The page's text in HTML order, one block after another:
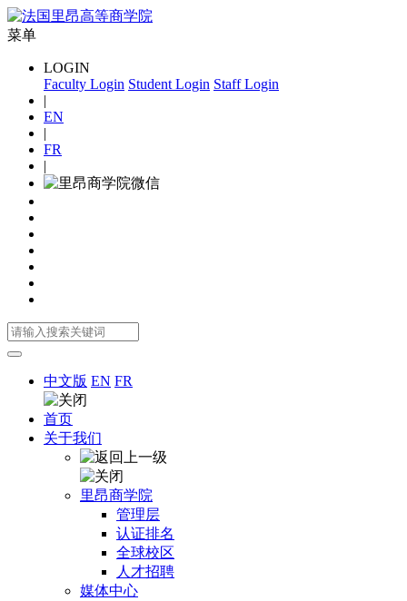
菜单
LOGIN
Faculty Login Student Login Staff Login
|
EN
|
FR
|
中文版 EN FR
首页
关于我们
里昂商学院
管理层
认证排名
全球校区
人才招聘
媒体中心